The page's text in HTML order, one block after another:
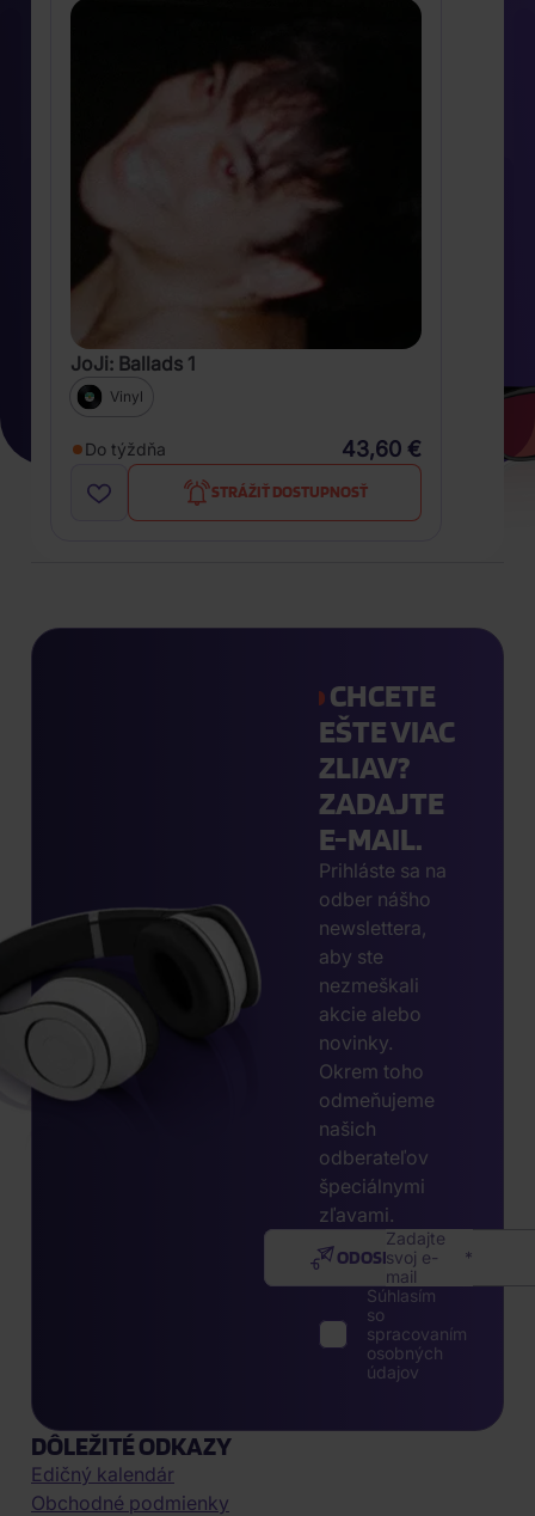
JoJi: Ballads 1
Vinyl
Do týždňa 43,60 €
STRÁŽIŤ DOSTUPNOSŤ
CHCETE
EŠTE VIAC
ZLIAV?
ZADAJTE
E-MAIL.
Prihláste sa na
odber nášho
newslettera,
aby ste
nezmeškali
akcie alebo
novinky.
Okrem toho
odmeňujeme
našich
odberateľov
špeciálnymi
zľavami.
Zadajte
svoj e-
mail
ODOSLAŤ
Súhlasím
so
spracovaním
osobných
údajov
DÔLEŽITÉ ODKAZY
Edičný kalendár
Obchodné podmienky